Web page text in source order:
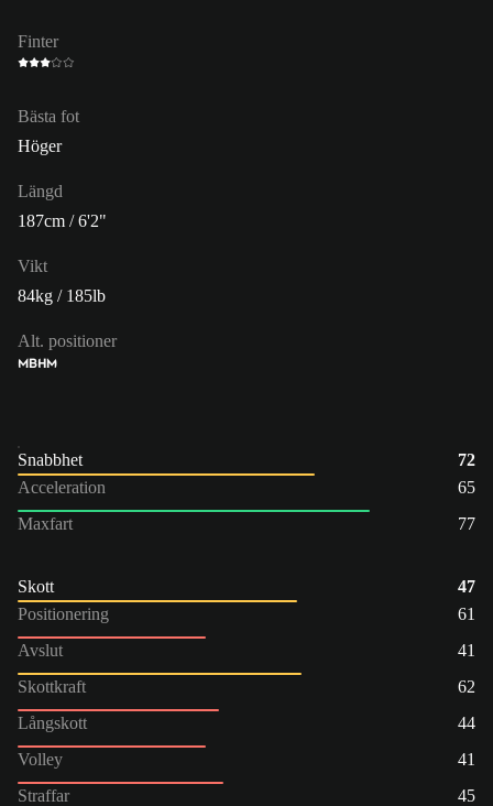
Finter
Bästa fot
Höger
Längd
187cm / 6'2"
Vikt
84kg / 185lb
Alt. positioner
MBHM
Snabbhet
72
Acceleration
65
Maxfart
77
Skott
47
Positionering
61
Avslut
41
Skottkraft
62
Långskott
44
Volley
41
Straffar
45